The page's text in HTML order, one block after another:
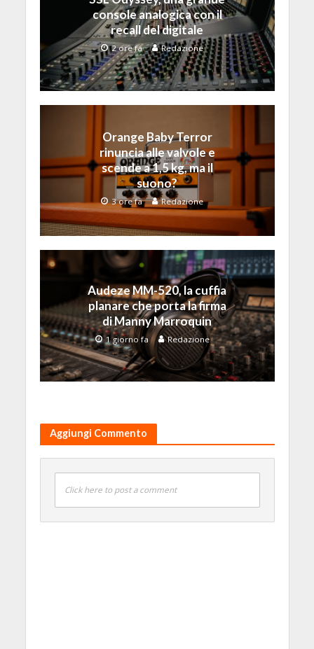
console analogica con il
recall del digitale
2 ore fa Redazione
Orange Baby Terror
rinuncia alle valvole e
scende a 1,5 kg, ma il
suono?
3 ore fa Redazione
Audeze MM-520, la cuffia
planare che porta la firma
di Manny Marroquin
1 giorno fa Redazione
Aggiungi Commento
Click here to post a comment